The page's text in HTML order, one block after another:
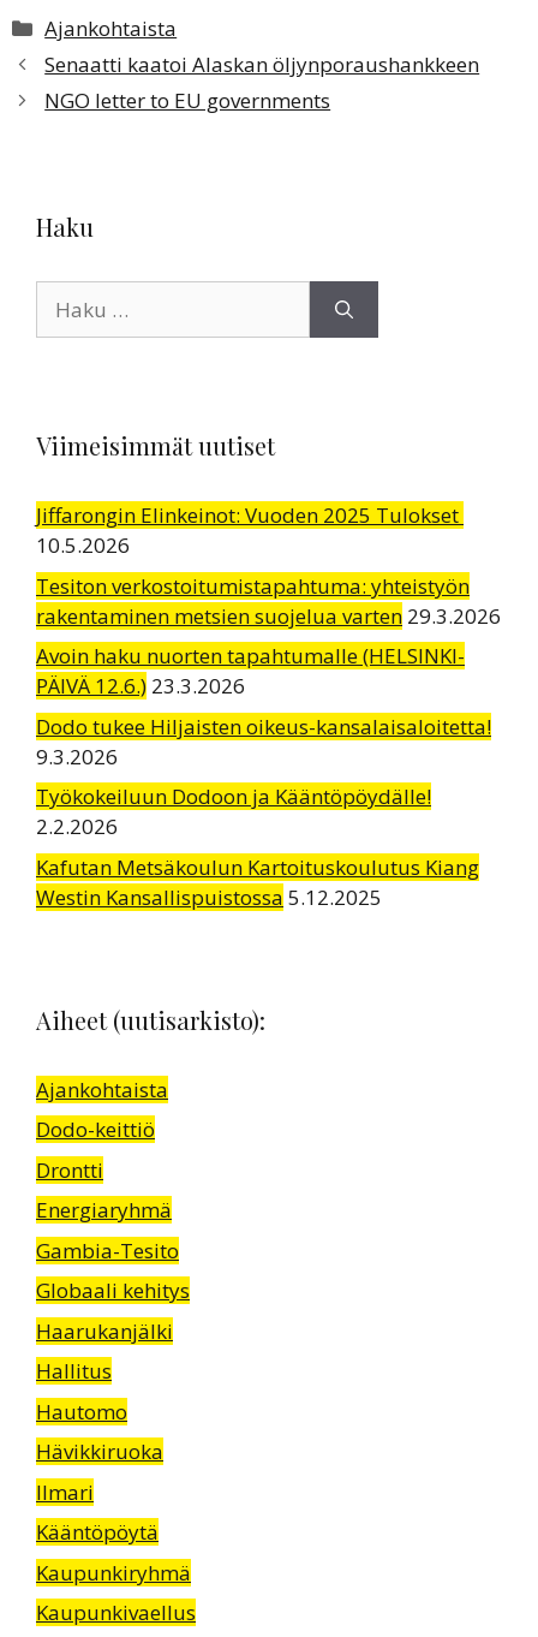
Kategoriat
Ajankohtaista
Senaatti kaatoi Alaskan öljynporaushankkeen
NGO letter to EU governments
Haku
Viimeisimmät uutiset
Jiffarongin Elinkeinot: Vuoden 2025 Tulokset
10.5.2026
Tesiton verkostoitumistapahtuma: yhteistyön
rakentaminen metsien suojelua varten 29.3.2026
Avoin haku nuorten tapahtumalle (HELSINKI-
PÄIVÄ 12.6.) 23.3.2026
Dodo tukee Hiljaisten oikeus-kansalaisaloitetta!
9.3.2026
Työkokeiluun Dodoon ja Kääntöpöydälle!
2.2.2026
Kafutan Metsäkoulun Kartoituskoulutus Kiang
Westin Kansallispuistossa 5.12.2025
Aiheet (uutisarkisto):
Ajankohtaista
Dodo-keittiö
Drontti
Energiaryhmä
Gambia-Tesito
Globaali kehitys
Haarukanjälki
Hallitus
Hautomo
Hävikkiruoka
Ilmari
Kääntöpöytä
Kaupunkiryhmä
Kaupunkivaellus